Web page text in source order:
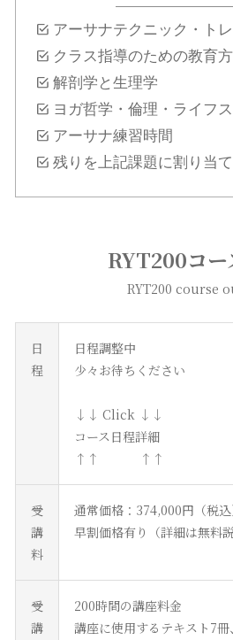
アーサナテクニック・ト
クラス指導のための教育
解剖学と生理学
ヨガ哲学・倫理・ライフ
アーサナ練習時間
残りを上記課題に割り当て
RYT200コー
RYT200 course
日
程
日程調整中
少々お待ちください
↓↓ Click ↓↓
コース日程詳細
↑↑ ↑↑
受
講
料
通常価格：374,000円（税込
早割価格有り（詳細は無料
受
講
200時間の講座料金
講座に使用するテキスト7冊